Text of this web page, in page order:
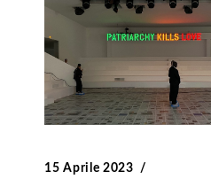
15 Aprile 2023